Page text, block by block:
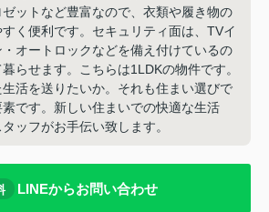
ットなど豊富なので、衣類や履き物の
く便利です。セキュリティ面は、TVイ
・オートロックなどを備え付けているの
らせます。こちらは1LDKの物件です。
生活を送りたいか。それも住まい選びで
です。新しい住まいでの快適な生活
ッフがお手伝い致します。
LINEからお問い合わせ